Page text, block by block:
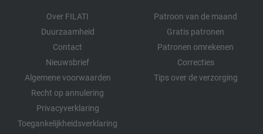
Over FILATI
Duurzaamheid
Contact
Nieuwsbrief
Algemene voorwaarden
Recht op annulering
Privacyverklaring
Toegankelijkheidsverklaring
Patroon van de maand
Gratis patronen
Patronen omrekenen
Correcties
Tips over de verzorging